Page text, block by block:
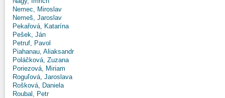
Nemec, Miroslav
Nemeš, Jaroslav
Pekařová, Katarína
Pešek, Ján
Petruf, Pavol
Piahanau, Aliaksandr
Poláčková, Zuzana
Poriezová, Miriam
Roguľová, Jaroslava
Rošková, Daniela
Roubal, Petr